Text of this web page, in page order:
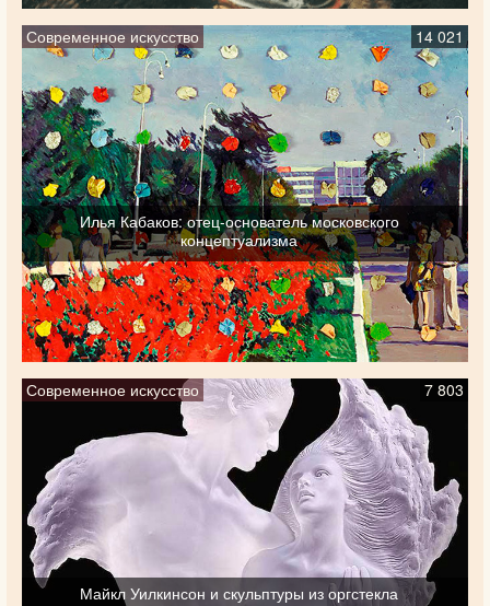
Современное искусство 14 021
Илья Кабаков: отец-основатель московского
концептуализма
Современное искусство 7 803
Майкл Уилкинсон и скульптуры из оргстекла